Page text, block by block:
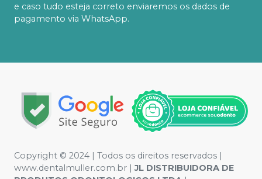
e caso tudo esteja correto enviaremos os dados de
pagamento via WhatsApp.
Copyright © 2024 | Todos os direitos reservados |
www.dentalmuller.com.br |JL DISTRIBUIDORA DE